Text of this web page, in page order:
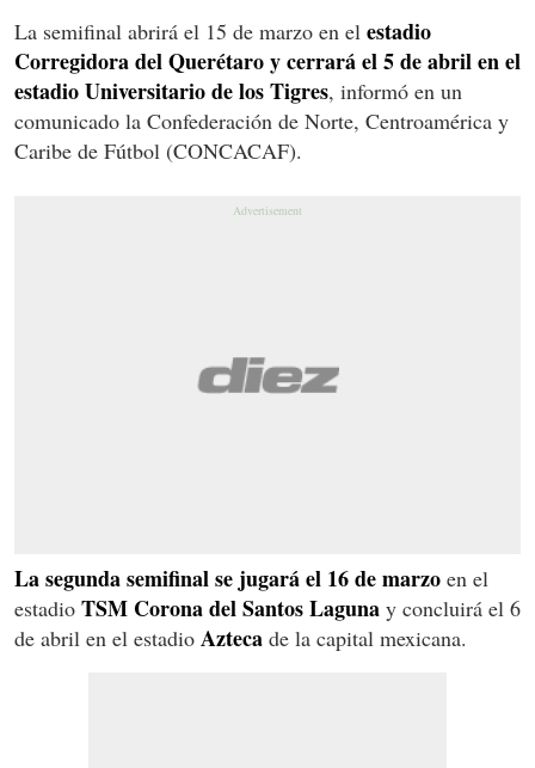
La semifinal abrirá el 15 de marzo en el estadio
Corregidora del Querétaro y cerrará el 5 de abril en el
estadio Universitario de los Tigres, informó en un
comunicado la Confederación de Norte, Centroamérica y
Caribe de Fútbol (CONCACAF).
La segunda semifinal se jugará el 16 de marzo en el
estadio TSM Corona del Santos Laguna y concluirá el 6
de abril en el estadio Azteca de la capital mexicana.